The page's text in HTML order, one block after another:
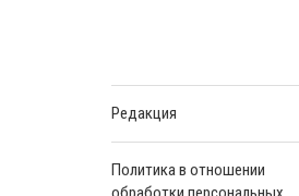
Редакция
Политика в отношении